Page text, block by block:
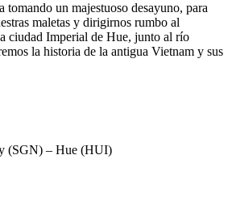
tomando un majestuoso desayuno, para
maletas y dirigirnos rumbo al
ciudad Imperial de Hue, junto al río
la historia de la antigua Vietnam y sus
(SGN) – Hue (HUI)